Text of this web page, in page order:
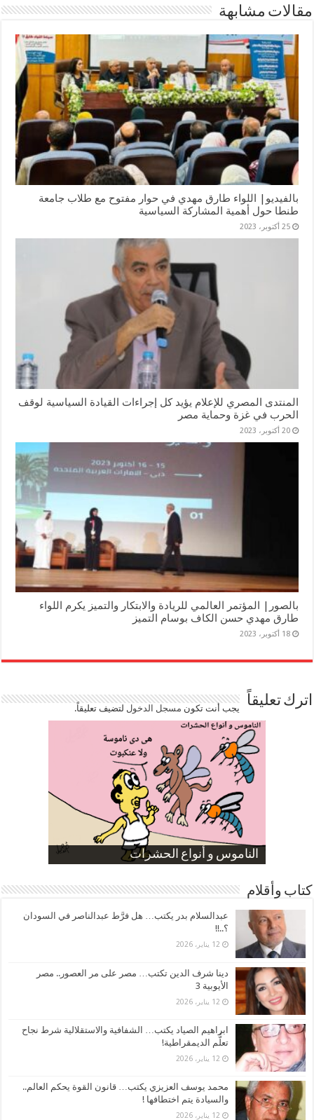
مقالات مشابهة
بالفيديو| اللواء طارق مهدي في حوار مفتوح مع طلاب جامعة
طنطا حول أهمية المشاركة السياسية
25 أكتوبر، 2023
المنتدى المصري للإعلام يؤيد كل إجراءات القيادة السياسية لوقف
الحرب في غزة وحماية مصر
20 أكتوبر، 2023
بالصور| المؤتمر العالمي للريادة والابتكار والتميز يكرم اللواء
طارق مهدي حسن الكاف بوسام التميز
18 أكتوبر، 2023
اترك تعليقاً يجب أنت تكون مسجل الدخوللتضيف تعليقاً.
الناموس و أنواع الحشرات
الموظفين بعد ارتفاع الأسعار
ارتفاع نسبة الطلاق في مصر
صورة كاركاتيرية
صورة كاركاتيرية
كتاب وأقلام
عبدالسلام بدر يكتب… هل فرَّط عبدالناصر في السودان
؟..!!
12 يناير، 2026
دينا شرف الدين تكتب… مصر على مر العصور.. مصر
الأيوبية 3
12 يناير، 2026
ابراهيم الصياد يكتب… الشفافية والاستقلالية شرط نجاح
تعلُّم الديمقراطية!
12 يناير، 2026
محمد يوسف العزيزي يكتب… قانون القوة يحكم العالم..
والسيادة يتم اختطافها !
12 يناير، 2026